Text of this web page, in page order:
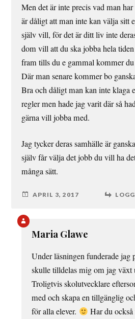
Men det är inte precis vad man
är dåligt att man inte kan välja sitt
själv vill, för det är ditt liv inte
dom vill att du ska jobba hela
fram tills du e gammal kommer
Där man senare kommer bo
Bra och dåligt man kan inte klaga
regler men hade jag varit där så
gärna vill jobba med.
Jag tycker deras samhälle är
själv får välja det jobb du vill ha
många sätt.
APRIL 3, 2017
Maria Glawe
Under läsningen funderade jag
skulle tilldelas mig om jag växt
Troligtvis skolutvecklare
med och skapa en tillgänglig
för alla elever.
Har du